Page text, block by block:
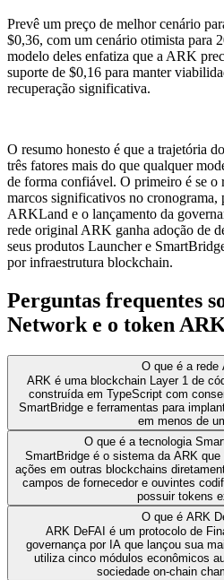
Prevê um preço de melhor cenário
$0,36, com um cenário otimista para
modelo deles enfatiza que a ARK
suporte de $0,16 para manter
recuperação significativa.
O resumo honesto é que a trajetória
três fatores mais do que qualquer
de forma confiável. O primeiro é se
marcos significativos no cronograma,
ARKLand e o lançamento da
rede original ARK ganha adoção de
seus produtos Launcher e
por infraestrutura blockchain.
Perguntas frequentes
Network e o token
O que é a rede
ARK é uma blockchain Layer 1 de
construída em TypeScript com
SmartBridge e ferramentas para
em menos de
O que é a tecnologia
SmartBridge é o sistema da ARK
ações em outras blockchains
campos de fornecedor e ouvintes
possuir tokens
O que é ARK
ARK DeFAI é um protocolo de
governança por IA que lançou sua
utiliza cinco módulos econômicos
sociedade on-chain